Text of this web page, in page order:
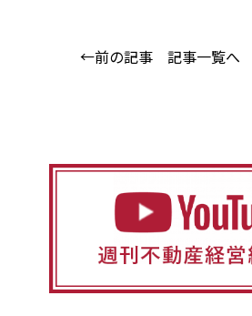
←前の記事 記事一覧へ